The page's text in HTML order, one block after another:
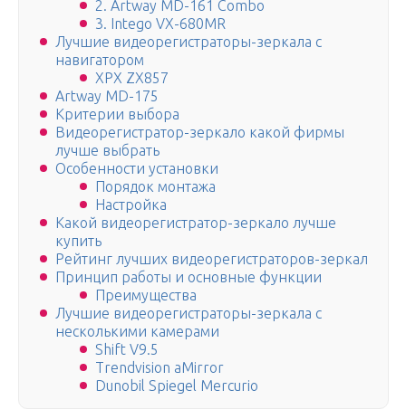
2. Artway MD-161 Combo
3. Intego VX-680MR
Лучшие видеорегистраторы-зеркала с
навигатором
ХРХ ZX857
Artway MD-175
Критерии выбора
Видеорегистратор-зеркало какой фирмы
лучше выбрать
Особенности установки
Порядок монтажа
Настройка
Какой видеорегистратор-зеркало лучше
купить
Рейтинг лучших видеорегистраторов-зеркал
Принцип работы и основные функции
Преимущества
Лучшие видеорегистраторы-зеркала с
несколькими камерами
Shift V9.5
Trendvision aMirror
Dunobil Spiegel Mercurio